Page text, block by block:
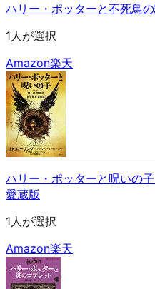
ハリー・ポッターと不死鳥
1人が選択
Amazon楽天
ハリー・ポッターと呪い
愛蔵版
1人が選択
Amazon楽天